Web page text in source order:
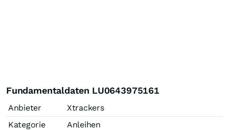
Fundamentaldaten LU0643975161
Anbieter
Xtrackers
Kategorie
Anleihen